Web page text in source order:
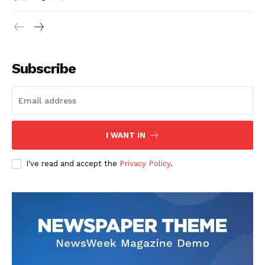
Subscribe
I WANT IN
I've read and accept the Privacy Policy.